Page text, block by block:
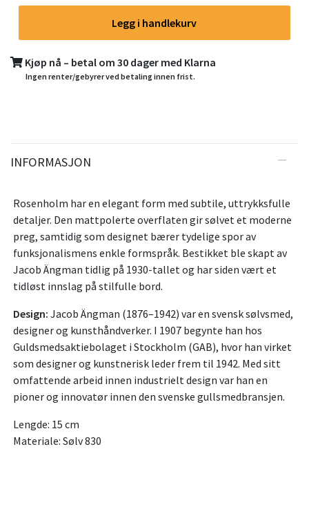
Legg i handlekurv
Kjøp nå – betal om 30 dager med Klarna
Ingen renter/gebyrer ved betaling innen frist.
INFORMASJON
Rosenholm har en elegant form med subtile, uttrykksfulle
detaljer. Den mattpolerte overflaten gir sølvet et moderne
preg, samtidig som designet bærer tydelige spor av
funksjonalismens enkle formspråk. Bestikket ble skapt av
Jacob Ängman tidlig på 1930-tallet og har siden vært et
tidløst innslag på stilfulle bord.
Design: Jacob Ängman (1876–1942) var en svensk sølvsmed,
designer og kunsthåndverker. I 1907 begynte han hos
Guldsmedsaktiebolaget i Stockholm (GAB), hvor han virket
som designer og kunstnerisk leder frem til 1942. Med sitt
omfattende arbeid innen industrielt design var han en
pioner og innovatør innen den svenske gullsmedbransjen.
Lengde: 15 cm
Materiale: Sølv 830